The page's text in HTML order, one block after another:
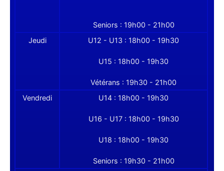
Seniors : 19h00 - 21h00
Jeudi
U12 - U13 : 18h00 - 19h30
U15 : 18h00 - 19h30
Vétérans : 19h30 - 21h00
Vendredi
U14 : 18h00 - 19h30
U16 - U17 : 18h00 - 19h30
U18 : 18h00 - 19h30
Seniors : 19h30 - 21h00